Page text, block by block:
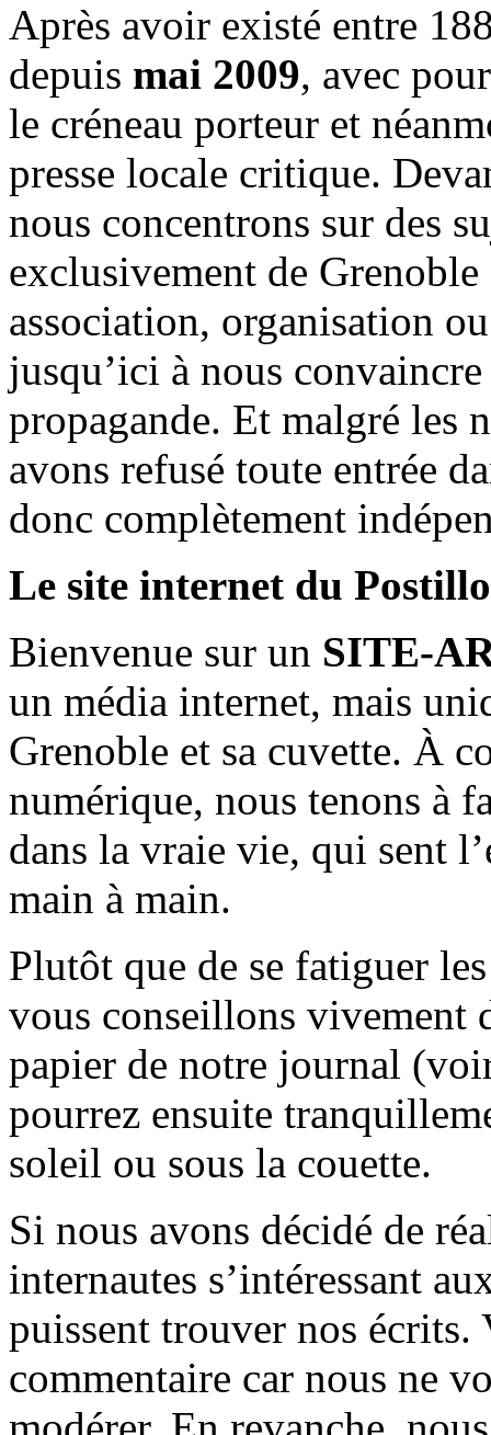
Après avoir existé entre
depuis mai 2009, avec
le créneau porteur et
presse locale critique.
nous concentrons sur des
exclusivement de
association, organisation
jusqu’ici à nous
propagande. Et malgré les
avons refusé toute entrée
donc complètement
Le site internet du
Bienvenue sur un SITE-
un média internet, mais
Grenoble et sa cuvette. À
numérique, nous tenons à
dans la vraie vie, qui sent
main à main.
Plutôt que de se fatiguer
vous conseillons vivement
papier de notre journal
pourrez ensuite
soleil ou sous la couette.
Si nous avons décidé de
internautes s’intéressant
puissent trouver nos écrits.
commentaire car nous ne